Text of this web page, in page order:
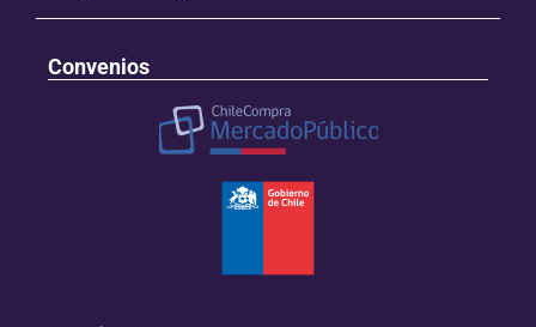
Convenios